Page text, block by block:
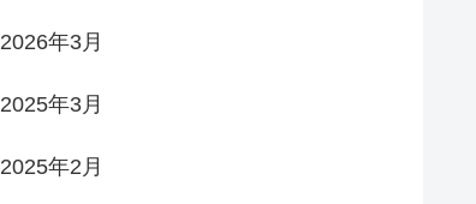
2026年3月
2025年3月
2025年2月